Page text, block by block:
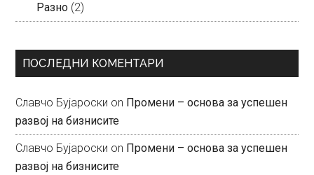
Разно (2)
ПОСЛЕДНИ КОМЕНТАРИ
Славчо Бујароски on Промени – основа за успешен
развој на бизнисите
Славчо Бујароски on Промени – основа за успешен
развој на бизнисите